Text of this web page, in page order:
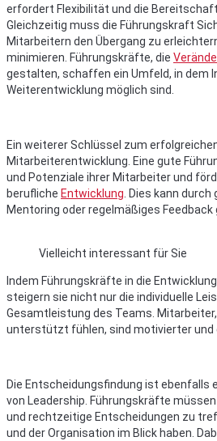
erfordert Flexibilität und die
Gleichzeitig muss die Führungskraft
Mitarbeitern den Übergang zu
minimieren. Führungskräfte, die
gestalten, schaffen ein Umfeld, in dem
Weiterentwicklung möglich sind.
Ein weiterer Schlüssel zum
Mitarbeiterentwicklung. Eine gute
und Potenziale ihrer Mitarbeiter und
berufliche Entwicklung . Dies kann
Mentoring oder regelmäßiges Feedback
Vielleicht interessant für Sie
Indem Führungskräfte in die
steigern sie nicht nur die individuelle
Gesamtleistung des Teams. Mitarbeiter,
unterstützt fühlen, sind motivierter und
Die Entscheidungsfindung ist ebenfalls
von Leadership. Führungskräfte
und rechtzeitige Entscheidungen zu
und der Organisation im Blick haben.